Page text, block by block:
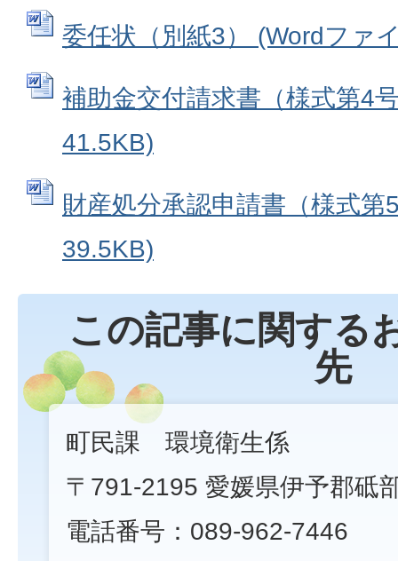
委任状（別紙3） (Wordファ
補助金交付請求書（様式第4
41.5KB)
財産処分承認申請書（様式
39.5KB)
この記事に関する
先
町民課 環境衛生係
〒791-2195 愛媛県伊予郡砥
電話番号：089-962-7446